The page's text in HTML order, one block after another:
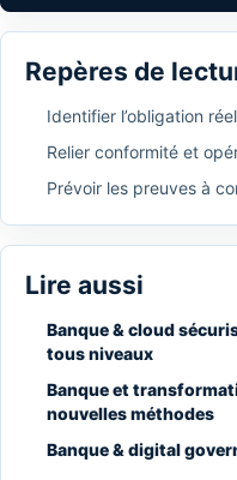
Repères de
Identifier l’obligation
Relier conformité et
Prévoir les preuves à
Lire aussi
Banque & cloud
tous niveaux
Banque et
nouvelles méthodes
Banque & digital